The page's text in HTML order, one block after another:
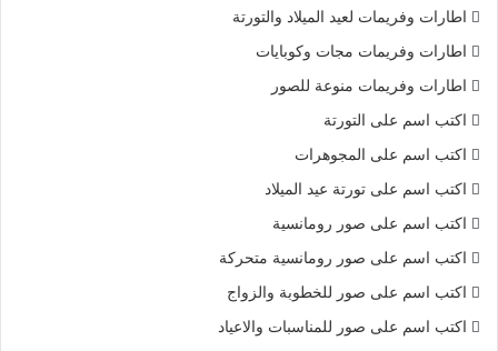
اطارات وفريمات لعيد الميلاد والتورتة
اطارات وفريمات مجات وكوبايات
اطارات وفريمات منوعة للصور
اكتب اسم على التورتة
اكتب اسم على المجوهرات
اكتب اسم على تورتة عيد الميلاد
اكتب اسم على صور رومانسية
اكتب اسم على صور رومانسية متحركة
اكتب اسم على صور للخطوبة والزواج
اكتب اسم على صور للمناسبات والاعياد